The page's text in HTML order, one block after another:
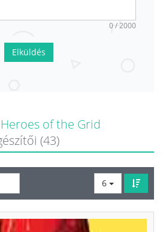
0 / 2000
Elküldés
of the Grid
(43)
6